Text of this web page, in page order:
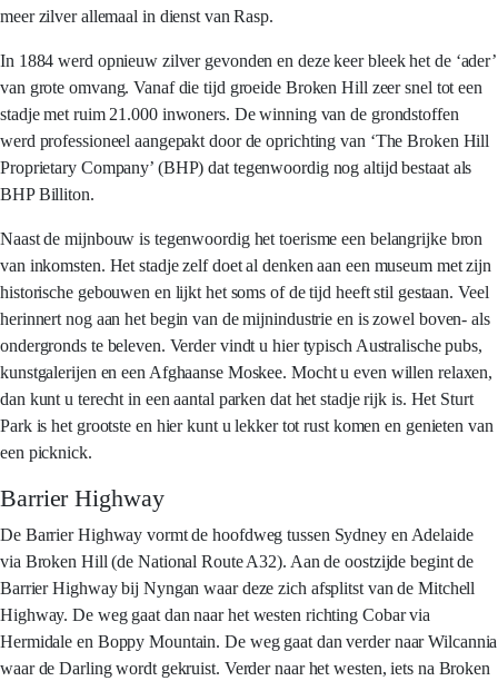
meer zilver allemaal in dienst van Rasp.
In 1884 werd opnieuw zilver gevonden en deze keer bleek het de ‘ader’
van grote omvang. Vanaf die tijd groeide Broken Hill zeer snel tot een
stadje met ruim 21.000 inwoners. De winning van de grondstoffen
werd professioneel aangepakt door de oprichting van ‘The Broken Hill
Proprietary Company’ (BHP) dat tegenwoordig nog altijd bestaat als
BHP Billiton.
Naast de mijnbouw is tegenwoordig het toerisme een belangrijke bron
van inkomsten. Het stadje zelf doet al denken aan een museum met zijn
historische gebouwen en lijkt het soms of de tijd heeft stil gestaan. Veel
herinnert nog aan het begin van de mijnindustrie en is zowel boven- als
ondergronds te beleven. Verder vindt u hier typisch Australische pubs,
kunstgalerijen en een Afghaanse Moskee. Mocht u even willen relaxen,
dan kunt u terecht in een aantal parken dat het stadje rijk is. Het Sturt
Park is het grootste en hier kunt u lekker tot rust komen en genieten van
een picknick.
Barrier Highway
De Barrier Highway vormt de hoofdweg tussen Sydney en Adelaide
via Broken Hill (de National Route A32). Aan de oostzijde begint de
Barrier Highway bij Nyngan waar deze zich afsplitst van de Mitchell
Highway. De weg gaat dan naar het westen richting Cobar via
Hermidale en Boppy Mountain. De weg gaat dan verder naar Wilcannia
waar de Darling wordt gekruist. Verder naar het westen, iets na Broken